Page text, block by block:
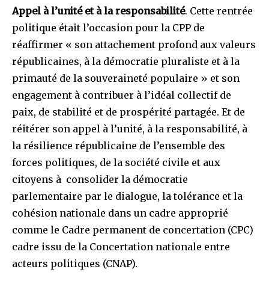
Appel à l’unité et à la responsabilité. Cette rentrée
politique était l’occasion pour la CPP de
réaffirmer « son attachement profond aux valeurs
républicaines, à la démocratie pluraliste et à la
primauté de la souveraineté populaire » et son
engagement à contribuer à l’idéal collectif de
paix, de stabilité et de prospérité partagée. Et de
réitérer son appel à l’unité, à la responsabilité, à
la résilience républicaine de l’ensemble des
forces politiques, de la société civile et aux
citoyens à consolider la démocratie
parlementaire par le dialogue, la tolérance et la
cohésion nationale dans un cadre approprié
comme le Cadre permanent de concertation (CPC)
cadre issu de la Concertation nationale entre
acteurs politiques (CNAP).